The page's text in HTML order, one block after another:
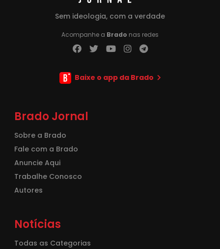
Sem ideologia, com a verdade
Acompanhe a Brado nas redes
Baixe o app da Brado
Brado Jornal
Sobre a Brado
Fale com a Brado
Anuncie Aqui
Trabalhe Conosco
Autores
Notícias
Todas as Categorias